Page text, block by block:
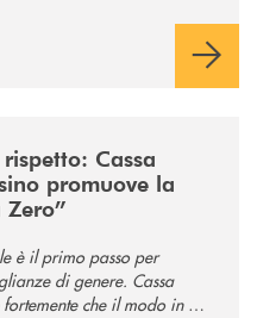
Cassa
promuove la
Zero”
è il primo passo per
di genere. Cassa
che il modo in cui